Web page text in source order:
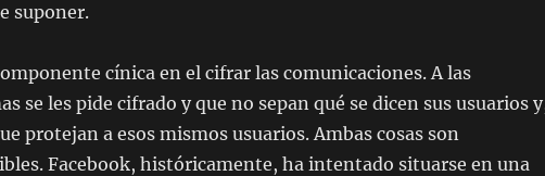
suponer.
cínica en el cifrar las comunicaciones. A las
se les pide cifrado y que no sepan qué se dicen sus usuarios
protejan a esos mismos usuarios. Ambas cosas son
Facebook, históricamente, ha intentado situarse en una